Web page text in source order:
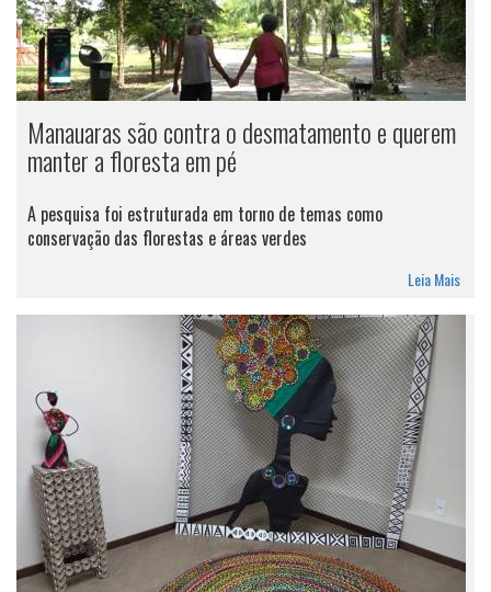
Manauaras são contra o desmatamento e querem
manter a floresta em pé
A pesquisa foi estruturada em torno de temas como
conservação das florestas e áreas verdes
Leia Mais